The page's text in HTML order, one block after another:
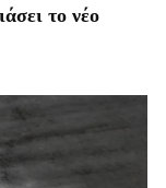
το νέο